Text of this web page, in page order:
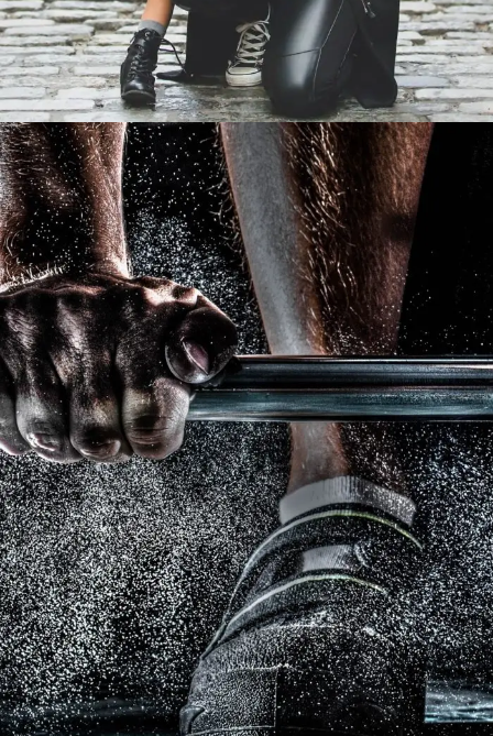
Free Training For Senior
Sport